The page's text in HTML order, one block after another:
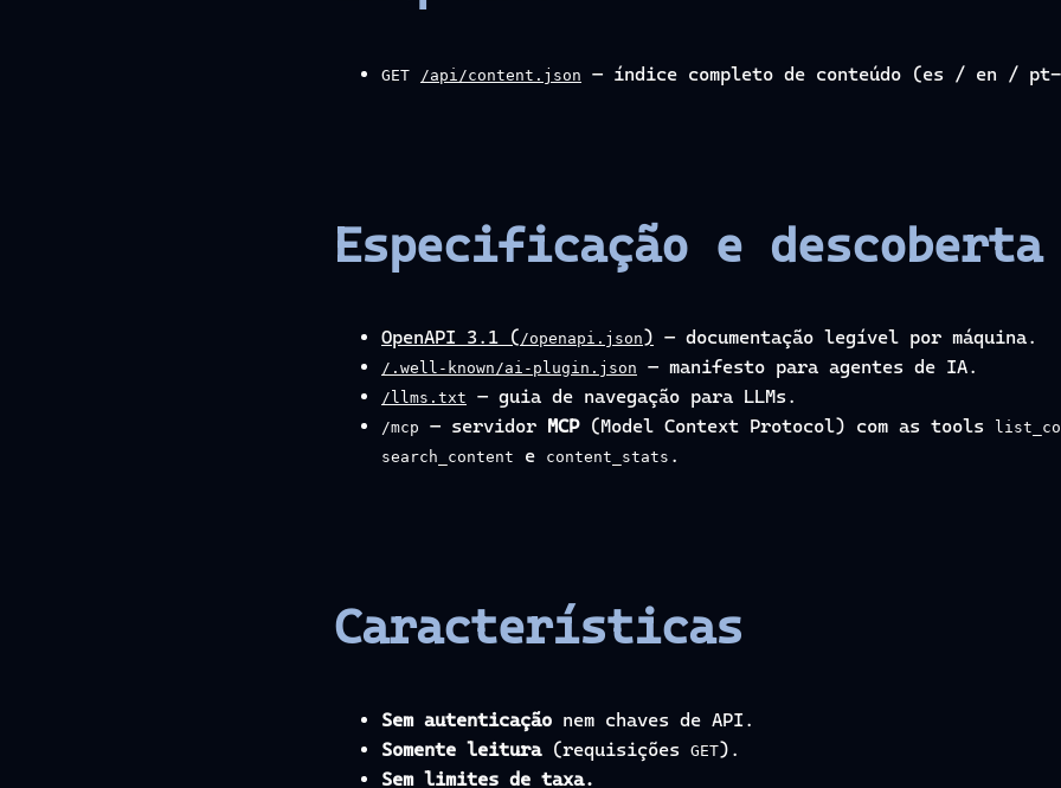
GET /api/content.json — índice completo de conteúdo (es / en /
Especificação e descoberta
OpenAPI 3.1 (/openapi.json) — documentação legível por máquina.
/.well-known/ai-plugin.json — manifesto para agentes de IA.
/llms.txt — guia de navegação para LLMs.
/mcp — servidor MCP(Model Context Protocol) com as tools
search_content
e content_stats .
Características
Sem autenticação nem chaves de API.
Somente leitura(requisições GET).
Sem limites de taxa.